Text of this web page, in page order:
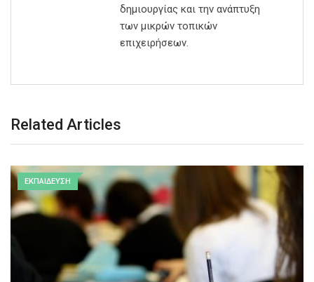
δημιουργίας και την ανάπτυξη
των μικρών τοπικών
επιχειρήσεων.
Related Articles
ΕΚΠΑΙΔΕΥΣΗ